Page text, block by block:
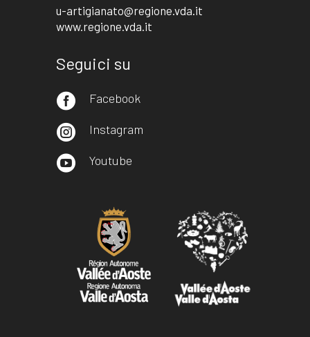
u-artigianato@regione.vda.it
www.regione.vda.it
Seguici su
 Facebook
 Instagram
 Youtube